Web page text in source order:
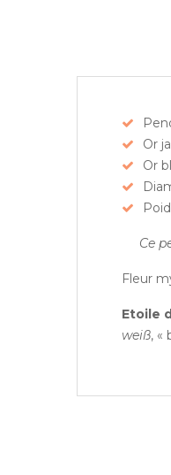
Or
Or
Ce
Fleur
Etoile
weiß, «